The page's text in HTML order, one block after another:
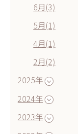
6月(3)
5月(1)
4月(1)
2月(2)
2025年
2024年
2023年